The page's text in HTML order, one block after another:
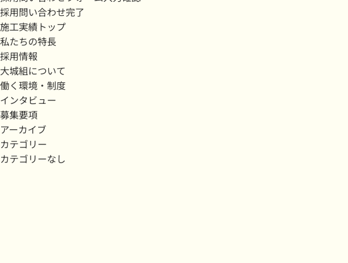
採用問い合わせ完了
施工実績トップ
私たちの特長
採用情報
大城組について
働く環境・制度
インタビュー
募集要項
アーカイブ
カテゴリー
カテゴリーなし